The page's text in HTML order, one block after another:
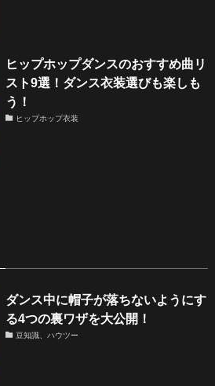
ヒップホップダンスのおすすめ曲リ
スト9選！ダンス衣装選びも楽しも
う！
ヒップホップ衣装
ダンス中に帽子が落ちないようにす
る4つの裏ワザを大公開！
豆知識、ハウツー